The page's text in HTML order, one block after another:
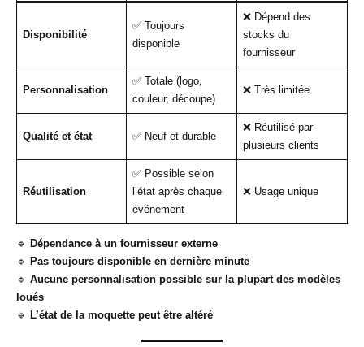
Disponibilité
✅ Toujours
disponible
❌ Dépend des
stocks du
fournisseur
Personnalisation
✅ Totale (logo,
couleur, découpe)
❌ Très limitée
Qualité et état ✅ Neuf et durable
❌ Réutilisé par
plusieurs clients
Réutilisation
✅ Possible selon
l’état après chaque
événement
❌ Usage unique
🔹 Dépendance à un fournisseur externe
🔹 Pas toujours disponible en dernière minute
🔹 Aucune personnalisation possible sur la plupart des modèles
loués
🔹 L’état de la moquette peut être altéré